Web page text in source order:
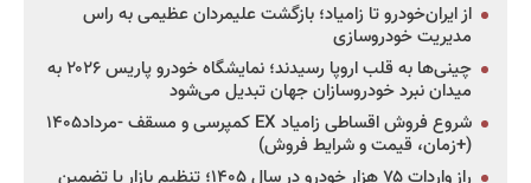
از ایران‌خودرو تا زامیاد؛ بازگشت علیمردان عظیمی به راس
مدیریت خودروسازی
چینی‌ها به قلب اروپا رسیدند؛ نمایشگاه خودرو پاریس ۲۰۲۶ به
میدان نبرد خودروسازان جهان تبدیل می‌شود
شروع فروش اقساطی زامیاد EX کمپرسی و مسقف -مرداد۱۴۰۵
(+زمان، قیمت و شرایط فروش)